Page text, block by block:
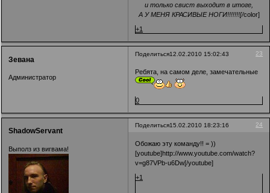
и только свист выходит в итоге,
А У МЕНЯ КРАСИВЫЕ НОГИ!!!!!!![/color]
+1
Поделиться 23
12.02.2010 15:02:43
Зевана
Администратор
Ребята, на самом деле, замечательные
0
Поделиться 24
15.02.2010 18:23:16
ShadowServant
Выполз из вигвама!
Обожаю эту команду!! = ))
[youtube]http://www.youtube.com/watch?
v=g87VPb-u6Dw[/youtube]
+1